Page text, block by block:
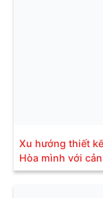
Xu hướng thiết
Hòa mình với